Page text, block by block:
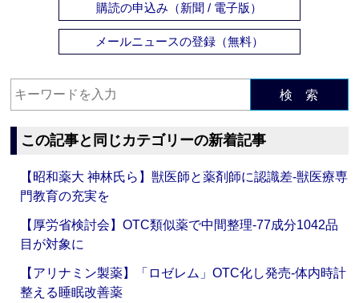
購読の申込み（新聞 / 電子版）
メールニュースの登録（無料）
検 索
この記事と同じカテゴリーの新着記事
【昭和薬大 神林氏ら】獣医師と薬剤師に認識差‐獣医療専
門教育の充実を
【厚労省検討会】OTC類似薬で中間整理‐77成分1042品
目が対象に
【アリナミン製薬】「ロゼレム」OTC化し発売‐体内時計
整える睡眠改善薬